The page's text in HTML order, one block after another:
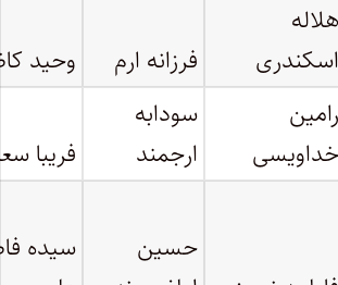
هلاله
اسکندری
فرزانه ارم وحید
رامین
خداویسی
سودابه
ارجمند
فریبا
حسین
سیده